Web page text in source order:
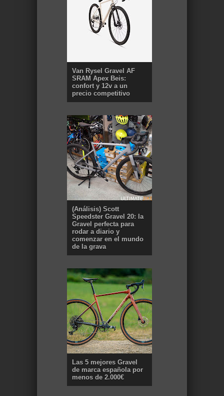
Van Rysel Gravel AF
SRAM Apex Beis:
confort y 12v a un
precio competitivo
(Análisis) Scott
Speedster Gravel 20: la
Gravel perfecta para
rodar a diario y
comenzar en el mundo
de la grava
Las 5 mejores Gravel
de marca española por
menos de 2.000€